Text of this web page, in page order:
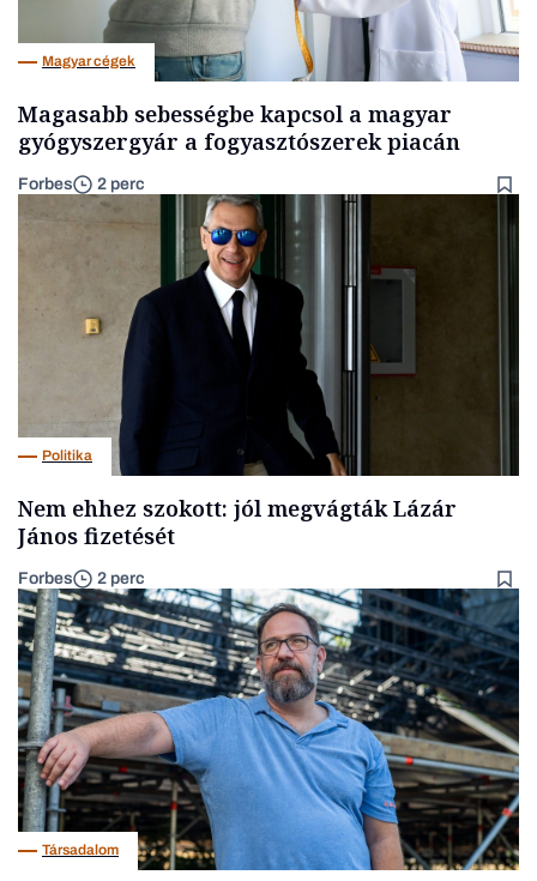
Magyar cégek
Magasabb sebességbe kapcsol a magyar
gyógyszergyár a fogyasztószerek piacán
Forbes 2 perc
Politika
Nem ehhez szokott: jól megvágták Lázár
János fizetését
Forbes 2 perc
Társadalom